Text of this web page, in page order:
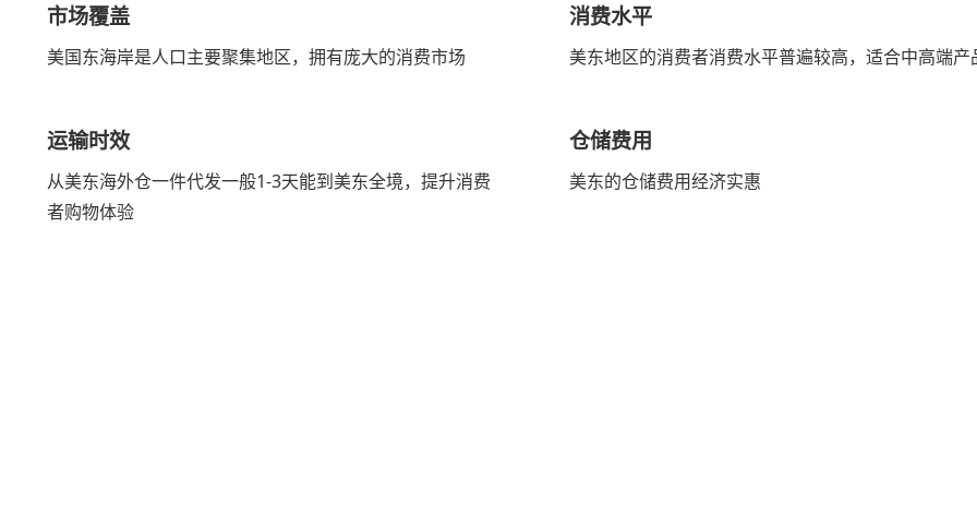
市场覆盖
美国东海岸是人口主要聚集地区，拥有庞大的消费市场
消费水平
美东地区的消费者消费水平普遍较高，适合中高端产
运输时效
从美东海外仓一件代发一般1-3天能到美东全境，提升消费
者购物体验
仓储费用
美东的仓储费用经济实惠